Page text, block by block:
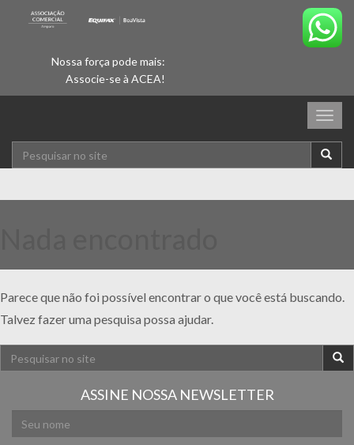
Nossa força pode mais:
Associe-se à ACEA!
Parece que não foi possível encontrar o que você está buscando.
Talvez fazer uma pesquisa possa ajudar.
ASSINE NOSSA NEWSLETTER